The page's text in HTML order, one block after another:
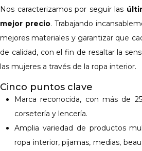
Nos caracterizamos por seguir las
mejor precio. Trabajando
mejores materiales y garantizar que
de calidad, con el fin de resaltar la
las mujeres a través de la ropa interior.
Cinco puntos clave
Marca reconocida, con más de
corsetería y lencería.
Amplia variedad de productos
ropa interior, pijamas, medias,